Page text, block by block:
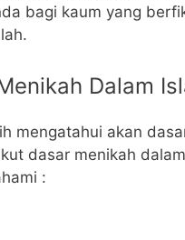
bagi kaum yang
Dalam
mengatahui akan
dasar menikah
: